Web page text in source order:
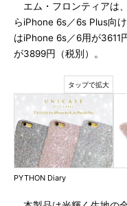
エム・フロンティアは
らiPhone 6s／6s Plus向
はiPhone 6s／6用が3611
が3899円（税別）。
PYTHON Diary